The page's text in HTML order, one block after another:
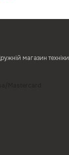
магазин техніки